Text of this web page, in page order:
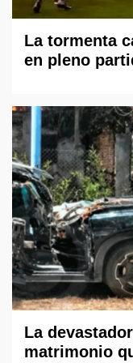
La tormenta
en pleno
La
matrimonio